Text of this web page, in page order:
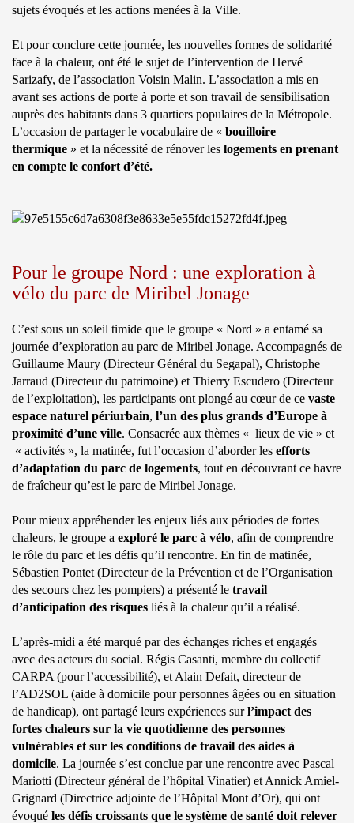
sujets évoqués et les actions menées à la Ville.
Et pour conclure cette journée, les nouvelles formes de solidarité
face à la chaleur, ont été le sujet de l’intervention de Hervé
Sarizafy, de l’association Voisin Malin. L’association a mis en
avant ses actions de porte à porte et son travail de sensibilisation
auprès des habitants dans 3 quartiers populaires de la Métropole.
L’occasion de partager le vocabulaire de « bouilloire
thermique » et la nécessité de rénover les logements en prenant
en compte le confort d’été.
Pour le groupe Nord : une exploration à
vélo du parc de Miribel Jonage
C’est sous un soleil timide que le groupe « Nord » a entamé sa
journée d’exploration au parc de Miribel Jonage. Accompagnés de
Guillaume Maury (Directeur Général du Segapal), Christophe
Jarraud (Directeur du patrimoine) et Thierry Escudero (Directeur
de l’exploitation), les participants ont plongé au cœur de ce vaste
espace naturel périurbain, l’un des plus grands d’Europe à
proximité d’une ville. Consacrée aux thèmes « lieux de vie » et
« activités », la matinée, fut l’occasion d’aborder les efforts
d’adaptation du parc de logements, tout en découvrant ce havre
de fraîcheur qu’est le parc de Miribel Jonage.
Pour mieux appréhender les enjeux liés aux périodes de fortes
chaleurs, le groupe a exploré le parc à vélo, afin de comprendre
le rôle du parc et les défis qu’il rencontre. En fin de matinée,
Sébastien Pontet (Directeur de la Prévention et de l’Organisation
des secours chez les pompiers) a présenté le travail
d’anticipation des risques liés à la chaleur qu’il a réalisé.
L’après-midi a été marqué par des échanges riches et engagés
avec des acteurs du social. Régis Casanti, membre du collectif
CARPA (pour l’accessibilité), et Alain Defait, directeur de
l’AD2SOL (aide à domicile pour personnes âgées ou en situation
de handicap), ont partagé leurs expériences surl’impact des
fortes chaleurs sur la vie quotidienne des personnes
vulnérables et sur les conditions de travail des aides à
domicile. La journée s’est conclue par une rencontre avec Pascal
Mariotti (Directeur général de l’hôpital Vinatier) et Annick Amiel-
Grignard (Directrice adjointe de l’Hôpital Mont d’Or), qui ont
évoqué les défis croissants que le système de santé doit relever